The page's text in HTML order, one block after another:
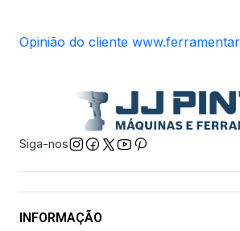
Opinião do cliente
Siga-nos
INFORMAÇÃO